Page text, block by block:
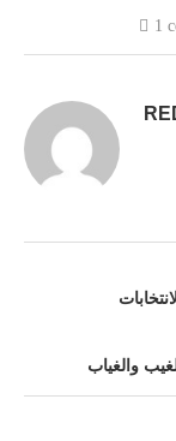
1
والغياب